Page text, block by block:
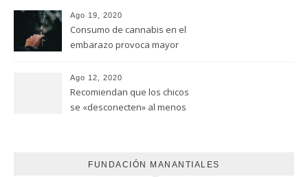
Universidad de Ottawa
Ago 19, 2020
Consumo de cannabis en el
embarazo provoca mayor
(FUNDACION MANANTIALES)
Ago 12, 2020
Recomiendan que los chicos
se «desconecten» al menos
FUNDACIÓN MANANTIALES